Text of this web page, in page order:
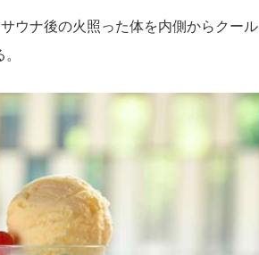
ウナ後の火照った体を内側からクール